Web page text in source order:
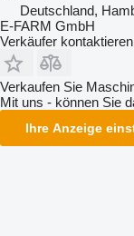
Deutschland,
E-FARM GmbH
Verkäufer kontaktieren
Verkaufen Sie
Mit uns - können Sie
Ihre Anzeige